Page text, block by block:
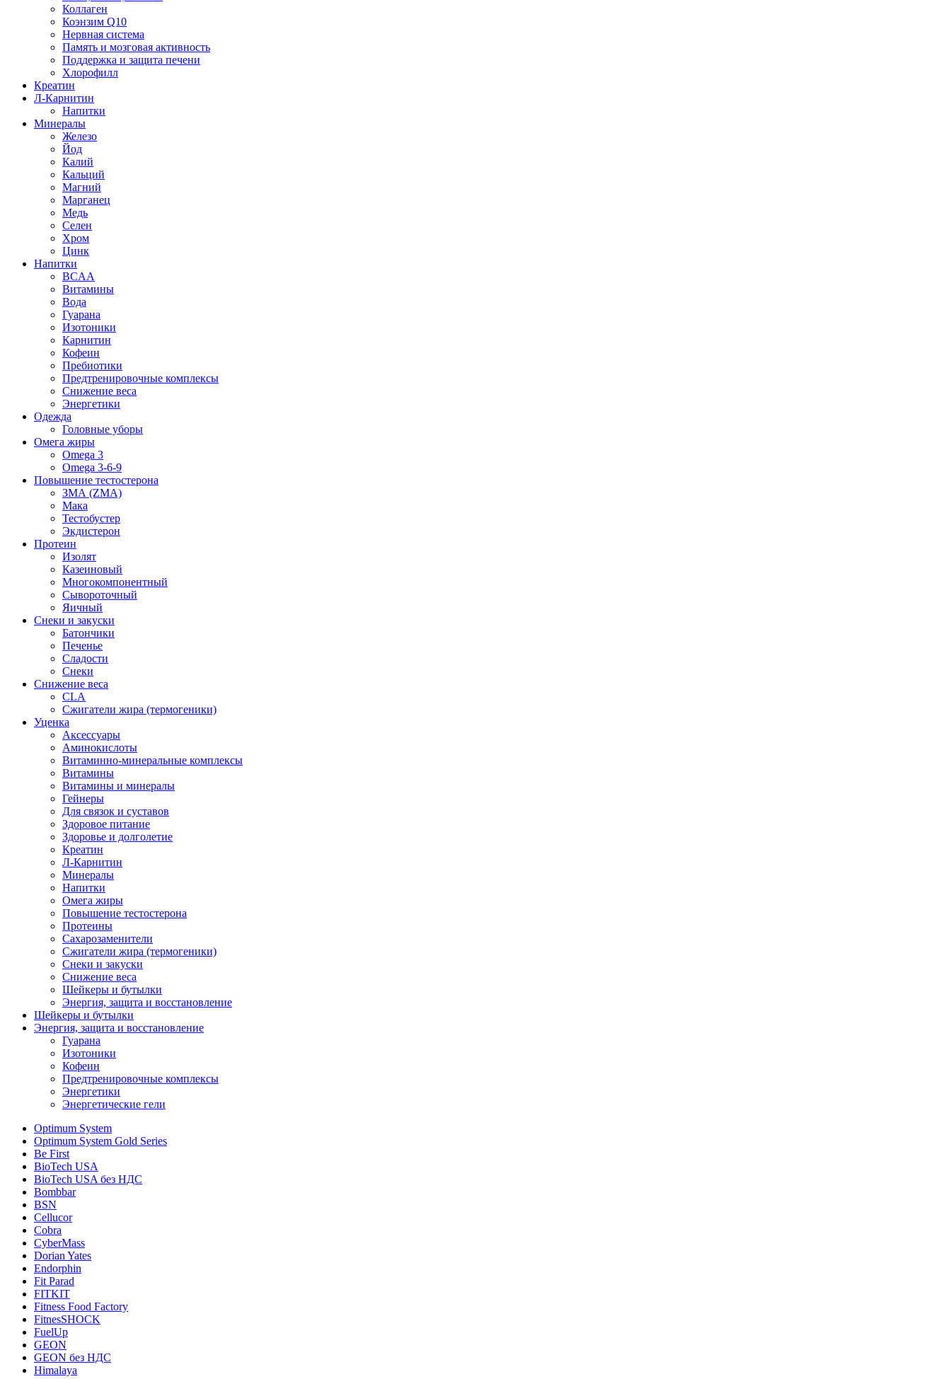
Коллаген
Коэнзим Q10
Нервная система
Память и мозговая активность
Поддержка и защита печени
Хлорофилл
Креатин
Л-Карнитин
Напитки
Минералы
Железо
Йод
Калий
Кальций
Магний
Марганец
Медь
Селен
Хром
Цинк
Напитки
BCAA
Витамины
Вода
Гуарана
Изотоники
Карнитин
Кофеин
Пребиотики
Предтренировочные комплексы
Снижение веса
Энергетики
Одежда
Головные уборы
Омега жиры
Omega 3
Omega 3-6-9
Повышение тестостерона
ЗМА (ZMA)
Мака
Тестобустер
Экдистерон
Протеин
Изолят
Казеиновый
Многокомпонентный
Сывороточный
Яичный
Снеки и закуски
Батончики
Печенье
Сладости
Снеки
Снижение веса
CLA
Сжигатели жира (термогеники)
Уценка
Аксессуары
Аминокислоты
Витаминно-минеральные комплексы
Витамины
Витамины и минералы
Гейнеры
Для связок и суставов
Здоровое питание
Здоровье и долголетие
Креатин
Л-Карнитин
Минералы
Напитки
Омега жиры
Повышение тестостерона
Протеины
Сахарозаменители
Сжигатели жира (термогеники)
Снеки и закуски
Снижение веса
Шейкеры и бутылки
Энергия, защита и восстановление
Шейкеры и бутылки
Энергия, защита и восстановление
Гуарана
Изотоники
Кофеин
Предтренировочные комплексы
Энергетики
Энергетические гели
Optimum System
Optimum System Gold Series
Be First
BioTech USA
BioTech USA без НДС
Bombbar
BSN
Cellucor
Cobra
CyberMass
Dorian Yates
Endorphin
Fit Parad
FITKIT
Fitness Food Factory
FitnesSHOCK
FuelUp
GEON
GEON без НДС
Himalaya